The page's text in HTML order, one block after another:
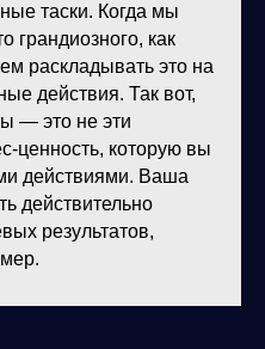
таски. Когда мы
грандиозного, как
раскладывать это на
действия. Так вот,
— это не эти
ценность, которую вы
действиями. Ваша
действительно
результатов,